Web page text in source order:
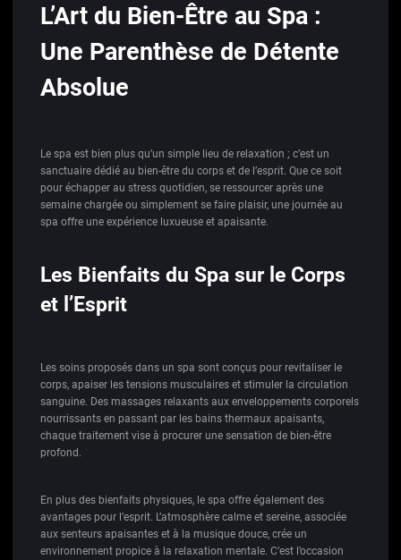
L’Art du Bien-Être au Spa :
Une Parenthèse de Détente
Absolue
Le spa est bien plus qu’un simple lieu de relaxation ; c’est un
sanctuaire dédié au bien-être du corps et de l’esprit. Que ce soit
pour échapper au stress quotidien, se ressourcer après une
semaine chargée ou simplement se faire plaisir, une journée au
spa offre une expérience luxueuse et apaisante.
Les Bienfaits du Spa sur le Corps
et l’Esprit
Les soins proposés dans un spa sont conçus pour revitaliser le
corps, apaiser les tensions musculaires et stimuler la circulation
sanguine. Des massages relaxants aux enveloppements corporels
nourrissants en passant par les bains thermaux apaisants,
chaque traitement vise à procurer une sensation de bien-être
profond.
En plus des bienfaits physiques, le spa offre également des
avantages pour l’esprit. L’atmosphère calme et sereine, associée
aux senteurs apaisantes et à la musique douce, crée un
environnement propice à la relaxation mentale. C’est l’occasion